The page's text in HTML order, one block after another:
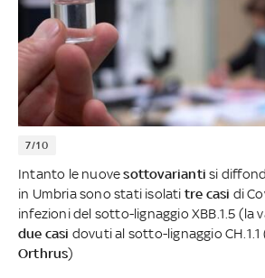
7/10
Intanto le nuovesottovarianti si
in Umbria sono stati isolati tre casi di
infezioni del sotto-lignaggio XBB.1.5 (la
due casi dovuti al sotto-lignaggio
Orthrus)